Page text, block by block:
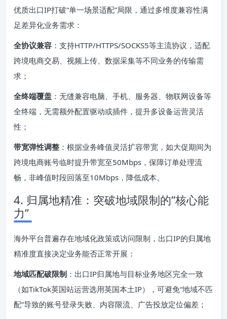
优质出口IP打破“单一场景适配”局限，通过多维度兼容性满
足差异化业务需求：
全协议兼容 ：支持HTTP/HTTPS/SOCKS5等主流协议，适配
跨境电商交易、视频上传、数据采集等不同业务的传输需
求；
全终端覆盖 ：无缝兼容电脑、手机、服务器、物联网设备等
全终端，无需额外配置驱动或插件，提升多设备运营灵活
性；
带宽弹性调整 ：根据业务峰值灵活扩容带宽，如大促期间为
跨境电商账号临时提升带宽至50Mbps，保障订单处理流
畅，非峰值时段回落至10Mbps，降低成本。
4. 归属地精准：突破地域限制的“核心能
力”
海外平台普遍存在地域化政策或访问限制，出口IP的归属地
精准度直接决定业务能否正常开展：
地域匹配破限制 ：出口IP归属地与目标业务地区完全一致
（如TikTok英国站运营选用英国本土IP），可避免“地域不匹
配”导致的账号登录失败、内容限流、广告投放定位偏差；